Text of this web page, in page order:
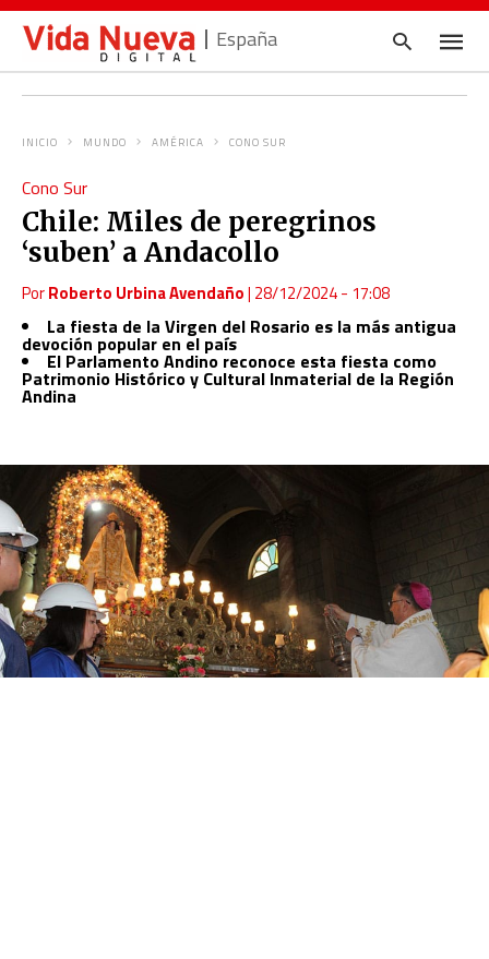
España
INICIO MUNDO AMÉRICA CONO SUR
Cono Sur
Chile: Miles de peregrinos
‘suben’ a Andacollo
PorRoberto Urbina Avendaño| 28/12/2024 - 17:08
La fiesta de la Virgen del Rosario es la más antigua
devoción popular en el país
El Parlamento Andino reconoce esta fiesta como
Patrimonio Histórico y Cultural Inmaterial de la Región
Andina